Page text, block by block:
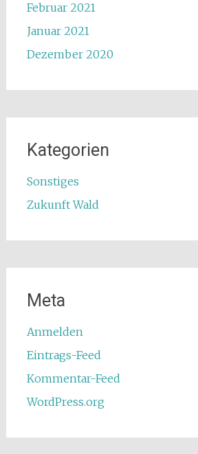
Februar 2021
Januar 2021
Dezember 2020
Kategorien
Sonstiges
Zukunft Wald
Meta
Anmelden
Eintrags-Feed
Kommentar-Feed
WordPress.org